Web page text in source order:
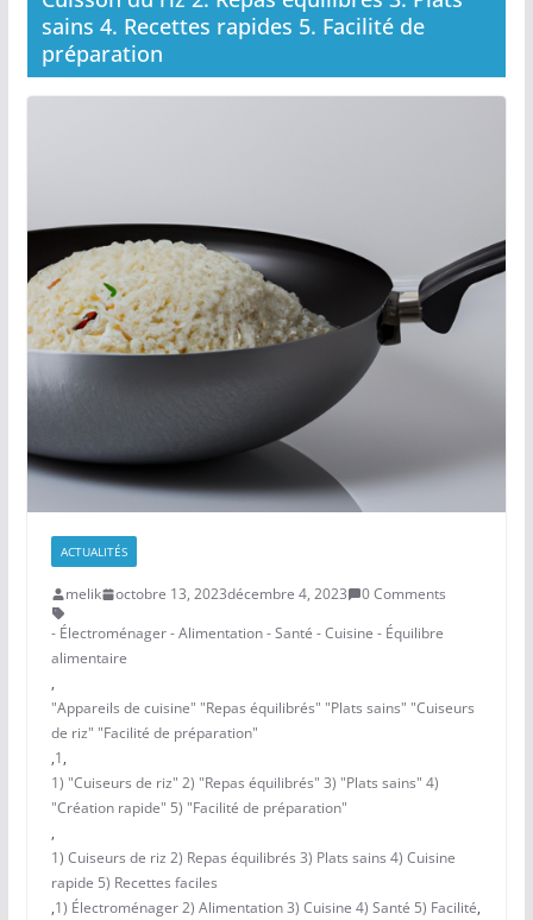
sains 4. Recettes rapides 5. Facilité de
préparation
ACTUALITÉS
melik octobre 13, 2023décembre 4, 2023
0 Comments
- Électroménager - Alimentation - Santé - Cuisine - Équilibre
alimentaire
,
"Appareils de cuisine" "Repas équilibrés" "Plats sains" "Cuiseurs
de riz" "Facilité de préparation"
,1,
1) "Cuiseurs de riz" 2) "Repas équilibrés" 3) "Plats sains" 4)
"Création rapide" 5) "Facilité de préparation"
,
1) Cuiseurs de riz 2) Repas équilibrés 3) Plats sains 4) Cuisine
rapide 5) Recettes faciles
,1) Électroménager 2) Alimentation 3) Cuisine 4) Santé 5) Facilité,